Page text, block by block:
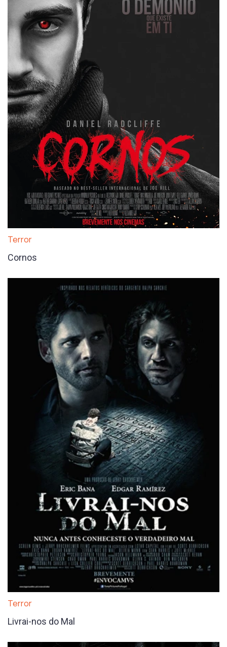
Terror
Cornos
Terror
Livrai-nos do Mal